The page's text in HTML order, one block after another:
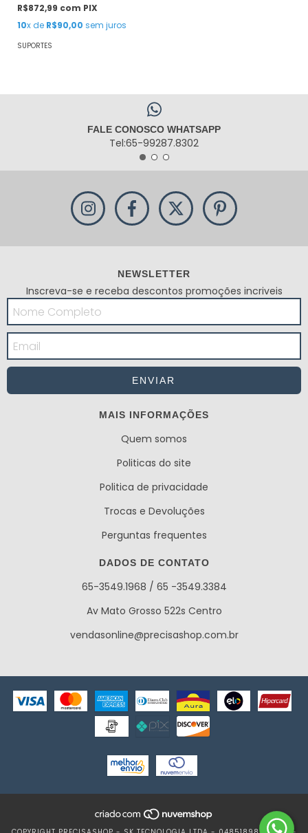
R$872,99 com PIX
10x de R$90,00 sem juros
SUPORTES
FALE CONOSCO WHATSAPP
Tel:65-99287.8302
NEWSLETTER
Inscreva-se e receba descontos promoções incriveis
MAIS INFORMAÇÕES
Quem somos
Politicas do site
Politica de privacidade
Trocas e Devoluções
Perguntas frequentes
DADOS DE CONTATO
65-3549.1968 / 65 -3549.3384
Av Mato Grosso 522s Centro
vendasonline@precisashop.com.br